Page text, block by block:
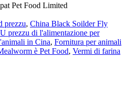
Pet Food Limited
prezzu, China Black Soilder Fly
U prezzu di l'alimentazione per
in Cina, Fornitura per animali
è Pet Food, Vermi di farina